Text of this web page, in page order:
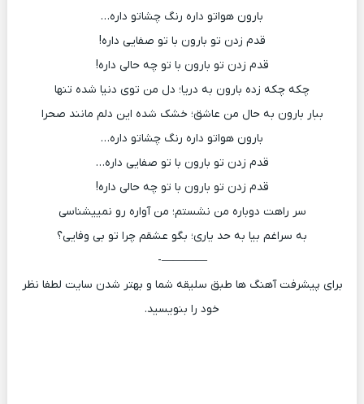
بارون هواتو داره رنگ چشاتو داره…
قدم زدن تو بارون با تو صفایی داره!
قدم زدن تو بارون با تو چه حالی داره!
چکه چکه زده بارون به دریا؛ دل من توی دنیا شده تنها
ببار بارون به حال من عاشق؛ خشک شده این دلم مانند صحرا
بارون هواتو داره رنگ چشاتو داره…
قدم زدن تو بارون با تو صفایی داره…
قدم زدن تو بارون با تو چه حالی داره!
سر راهت دوباره من نشستم؛ من آواره رو نمییشناسی
به سراغم بیا به حد یاری؛ بگو عشقم چرا تو بی وفایی؟
————-
برای پیشرفت آهنگ ها طبق سلیقه شما و بهتر شدن سایت لطفا نظر
خود را بنویسید.